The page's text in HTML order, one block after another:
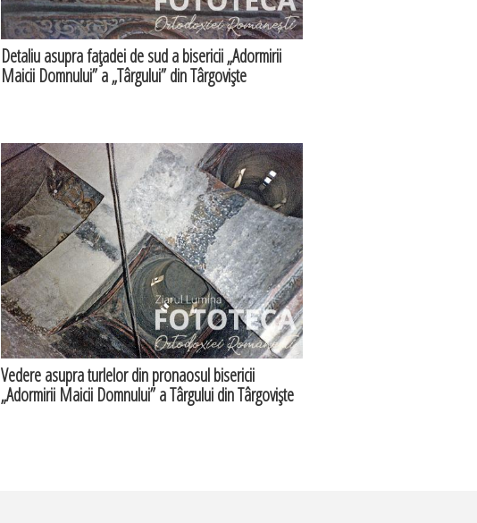
Detaliu asupra faţadei de sud a bisericii „Adormirii
Maicii Domnului” a „Târgului” din Târgovişte
Vedere asupra turlelor din pronaosul bisericii
„Adormirii Maicii Domnului” a Târgului din Târgovişte